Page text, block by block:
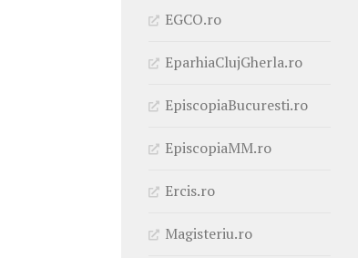
EGCO.ro
EparhiaClujGherla.ro
EpiscopiaBucuresti.ro
EpiscopiaMM.ro
Ercis.ro
Magisteriu.ro